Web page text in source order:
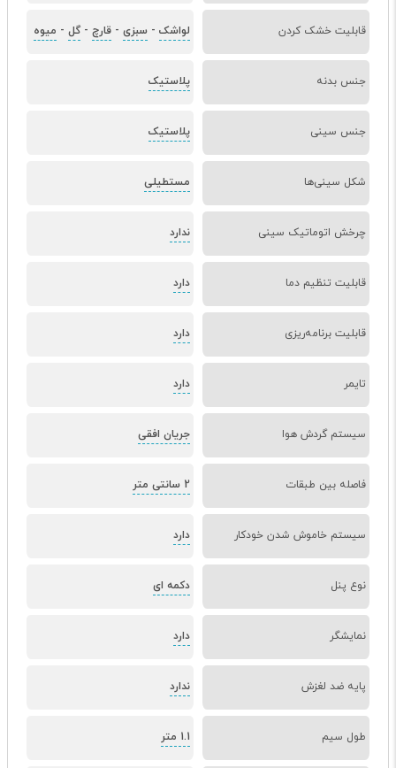
قابلیت خشک کردن لواشک - سبزی - قارچ - گل - میوه
جنس بدنه پلاستیک
جنس سینی پلاستیک
شکل سینی‌ها مستطیلی
چرخش اتوماتیک سینی ندارد
قابلیت تنظیم دما دارد
قابلیت برنامه‌ریزی دارد
تایمر دارد
سیستم گردش هوا جریان افقی
فاصله بین طبقات 2 سانتی متر
سیستم خاموش شدن خودکار دارد
نوع پنل دکمه ای
نمایشگر دارد
پایه ضد لغزش ندارد
طول سیم 1.1 متر